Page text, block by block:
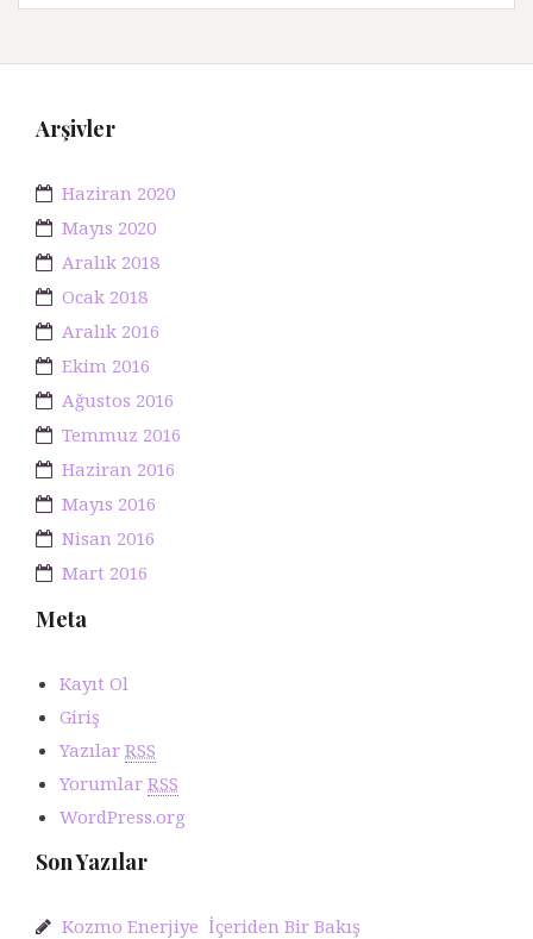
Arşivler
Haziran 2020
Mayıs 2020
Aralık 2018
Ocak 2018
Aralık 2016
Ekim 2016
Ağustos 2016
Temmuz 2016
Haziran 2016
Mayıs 2016
Nisan 2016
Mart 2016
Meta
Kayıt Ol
Giriş
Yazılar RSS
Yorumlar RSS
WordPress.org
Son Yazılar
Kozmo Enerjiye İçeriden Bir Bakış